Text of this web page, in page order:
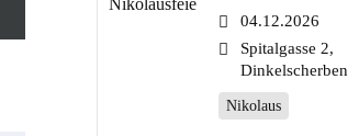
04.12.2026
Spitalgasse 2,
Dinkelscherben
Nikolaus